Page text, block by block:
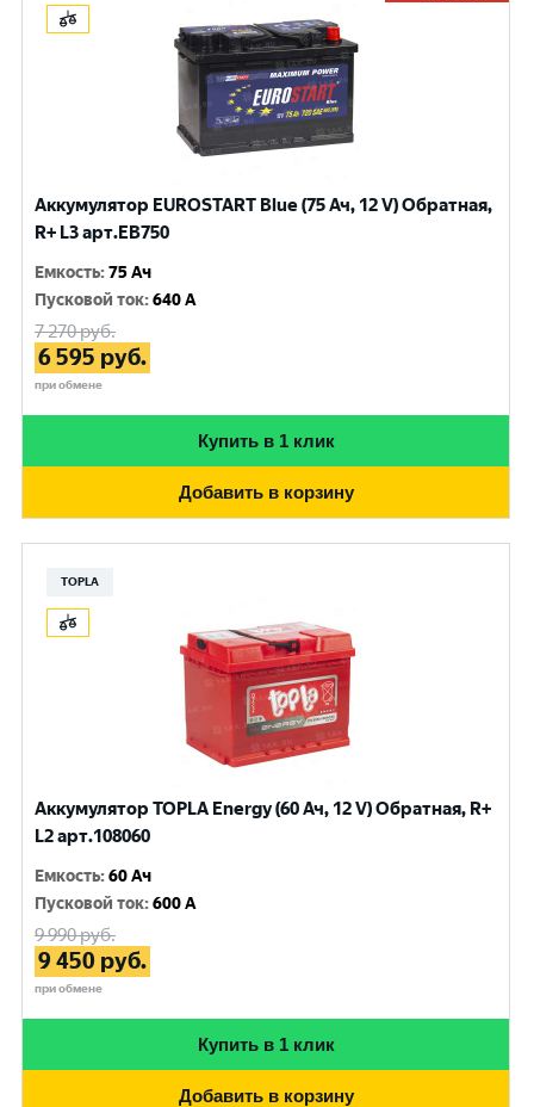
Аккумулятор EUROSTART Blue (75 Ач, 12 V) Обратная,
R+ L3 арт.EB750
Емкость:75 Ач
Пусковой ток:640 A
7 270руб.
6 595 руб.
при обмене
Купить в 1 клик
Добавить в корзину
TOPLA
Аккумулятор TOPLA Energy (60 Ач, 12 V) Обратная, R+
L2 арт.108060
Емкость:60 Ач
Пусковой ток:600 A
9 990руб.
9 450 руб.
при обмене
Купить в 1 клик
Добавить в корзину